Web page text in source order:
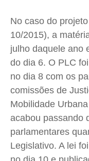
No caso do
10/2015), a
julho daquele ano
do dia 6. O PLC
no dia 8 com os
comissões de
Mobilidade
acabou passando
parlamentares
Legislativo. A lei